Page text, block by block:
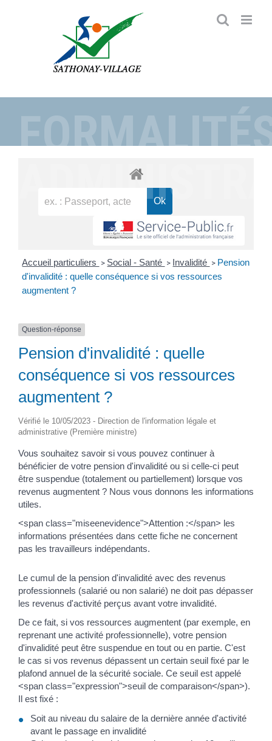
Accueil particuliers > Social - Santé > Invalidité > Pension
d'invalidité : quelle conséquence si vos ressources
augmentent ?
Question-réponse
Pension d'invalidité : quelle
conséquence si vos ressources
augmentent ?
Vérifié le 10/05/2023 - Direction de l'information légale et
administrative (Première ministre)
Vous souhaitez savoir si vous pouvez continuer à
bénéficier de votre pension d'invalidité ou si celle-ci peut
être suspendue (totalement ou partiellement) lorsque vos
revenus augmentent ? Nous vous donnons les informations
utiles.
<span class="miseenevidence">Attention :</span> les
informations présentées dans cette fiche ne concernent
pas les travailleurs indépendants.
Le cumul de la pension d'invalidité avec des revenus
professionnels (salarié ou non salarié) ne doit pas dépasser
les revenus d'activité perçus avant votre invalidité.
De ce fait, si vos ressources augmentent (par exemple, en
reprenant une activité professionnelle), votre pension
d'invalidité peut être suspendue en tout ou en partie. C'est
le cas si vos revenus dépassent un certain seuil fixé par le
plafond annuel de la sécurité sociale. Ce seuil est appelé
<span class="expression">seuil de comparaison</span>).
Il est fixé :
Soit au niveau du salaire de la dernière année d'activité
avant le passage en invalidité